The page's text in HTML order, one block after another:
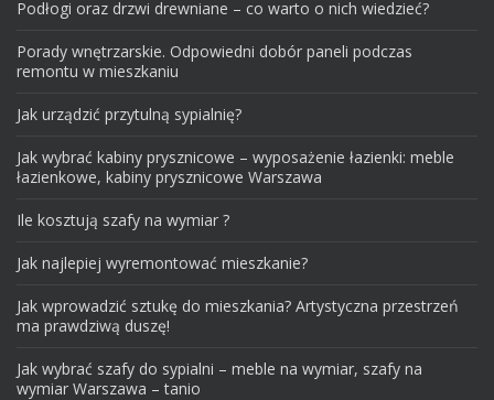
Podłogi oraz drzwi drewniane – co warto o nich wiedzieć?
Porady wnętrzarskie. Odpowiedni dobór paneli podczas
remontu w mieszkaniu
Jak urządzić przytulną sypialnię?
Jak wybrać kabiny prysznicowe – wyposażenie łazienki: meble
łazienkowe, kabiny prysznicowe Warszawa
Ile kosztują szafy na wymiar ?
Jak najlepiej wyremontować mieszkanie?
Jak wprowadzić sztukę do mieszkania? Artystyczna przestrzeń
ma prawdziwą duszę!
Jak wybrać szafy do sypialni – meble na wymiar, szafy na
wymiar Warszawa – tanio